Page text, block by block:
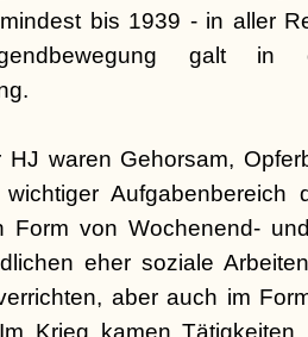
bis 1939 - in aller
galt in
HJ waren Gehorsam,
wichtiger
Form von Wochenend-
eher soziale
aber auch im
Krieg kamen